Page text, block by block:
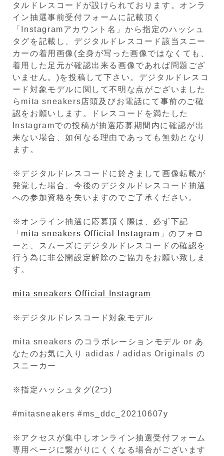
タルドレスコードが設けられております。オンラ
イン抽選事前受付フォームに記載頂く
「Instagramアカウント名」から指定のハッシュ
タグを記載し、デジタルドレスコード該当スニー
カーの着用画像(全身が写った画像ではなくても、
着用した足元が確認出来る画像であれば問題ござ
いません。)を投稿して下さい。デジタルドレスコ
ード対象モデルに関して不明な点がございました
らmita sneakers店頭及びお電話にて事前のご確
認をお願いします。ドレスコードを満たした
Instagramでの投稿が抽選応募期間内に確認が出
来ない場合、如何なる理由であっても無効となり
ます。
※デジタルドレスコードに於きまして画像転載が
発覚した場合、今後のデジタルドレスコード抽選
への参加資格を失いますのでご了承ください。
※オンライン抽選に応募頂く際は、必ず下記
「 mita sneakers Official Instagram 」のフォロ
ーと、スムーズにデジタルドレスコードの確認を
行う為に非公開設定解除のご協力をお願い致しま
す。
mita sneakers Official Instagram
※デジタルドレスコード対象モデル
mita sneakers のコラボレーションモデル or あ
なたのお気に入り adidas / adidas Originals の
スニーカー
※指定ハッシュタグ(2つ)
#mitasneakers #ms_ddc_20210607y
※アクセスが集中しオンライン抽選受付フォーム
専用ページに繋がりにくくなる場合がございます